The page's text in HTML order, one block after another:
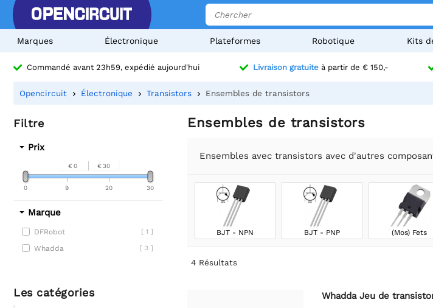
Marques Électronique Plateformes Robotique Kits
Commandé avant 23h59, expédié aujourd'hui Livraison gratuiteà partir de € 150,-
Opencircuit Électronique Transistors Ensembles de transistors
Filtre
Prix
€ 0 € 30
0 30
9 20
Marque
DFRobot [ 1 ]
Whadda [ 3 ]
Les catégories
Ensembles de transistors
Ensembles avec transistors avec d'autres
BJT - NPN BJT - PNP (Mos) Fets
4 Résultats
Whadda Jeu de